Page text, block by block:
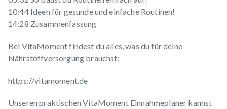
10:44 Ideen für gesunde und einfache Routinen!
14:28 Zusammenfassung
Bei VitaMoment findest du alles, was du für deine
Nährstoffversorgung brauchst:
https://vitamoment.de
Unseren praktischen VitaMoment Einnahmeplaner kannst